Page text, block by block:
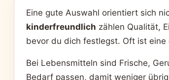
Eine gute Auswahl orientiert sich
kinderfreundlich zählen Qualität,
bevor du dich festlegst. Oft ist
Bei Lebensmitteln sind Frische,
Bedarf passen, damit weniger